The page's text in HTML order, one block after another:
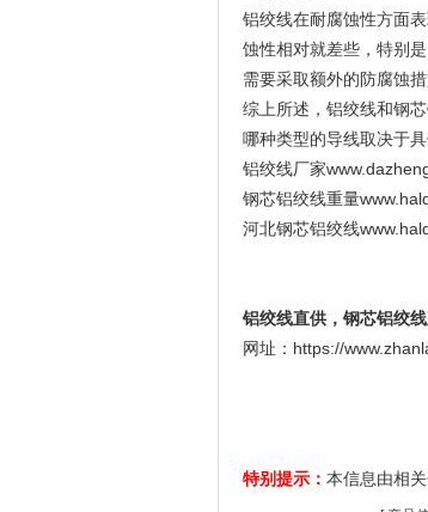
铝绞线在耐腐蚀性方面
蚀性相对就差些，特别
需要采取额外的防腐蚀
综上所述，铝绞线和钢
哪种类型的导线取决于
铝绞线厂家
钢芯铝绞线重量
河北钢芯铝绞线
铝绞线直供，钢芯铝绞
网址：https://
特别提示： 本信息由相